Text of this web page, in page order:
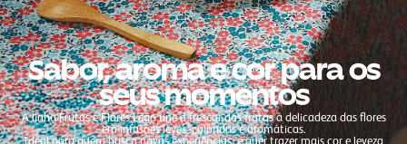
Sabor, aroma e cor para os
seus momentos
A linha Frutas e Flores Leão une o frescor das frutas à delicadeza das flores
em infusões leves, coloridas e aromáticas.
Ideal para quem busca novas experiências, e quer trazer mais cor e leveza